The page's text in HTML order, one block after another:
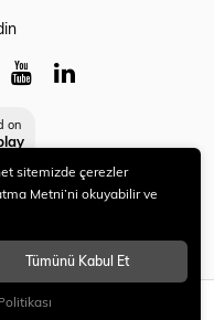
on
saklıdır.
sitemizde çerezler
Metni’ni okuyabilir ve
Tümünü Kabul Et